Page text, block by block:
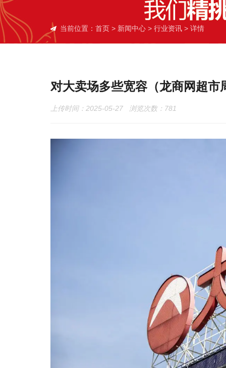
当前位置： 首页 > 新闻中心 > 行业资讯 > 详情
对大卖场多些宽容（龙商网超市
上传时间：2025-05-27 浏览次数： 781